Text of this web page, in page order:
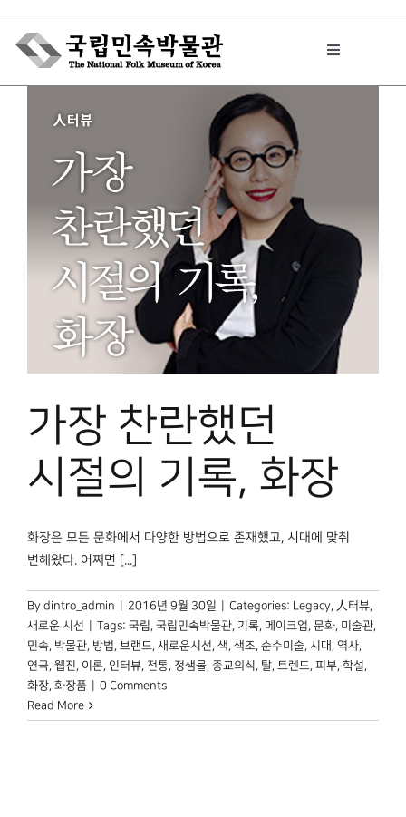
Skip
content
Toggle
박물관에서는
민속이야기
민속 인사이드
원문보기 PDF
박물관 홈페이지
가장 찬란했던
시절의 기록, 화장
화장은 모든 문화에서 다양한 방법으로 존재했고, 시대에 맞춰
변해왔다. 어쩌면 [...]
By dintro_admin 2016년 9월 30일 Categories: Legacy, 人터뷰,
새로운 시선
Tags: 국립, 국립민속박물관, 기록, 메이크업, 문화, 미술관,
민속, 박물관, 방법, 브랜드, 새로운시선, 색, 색조, 순수미술, 시대 , 역사,
연극, 웹진, 이론, 인터뷰, 전통, 정샘물, 종교의식, 탈, 트렌드, 피부, 학설,
화장, 화장품
0 Comments
Read More